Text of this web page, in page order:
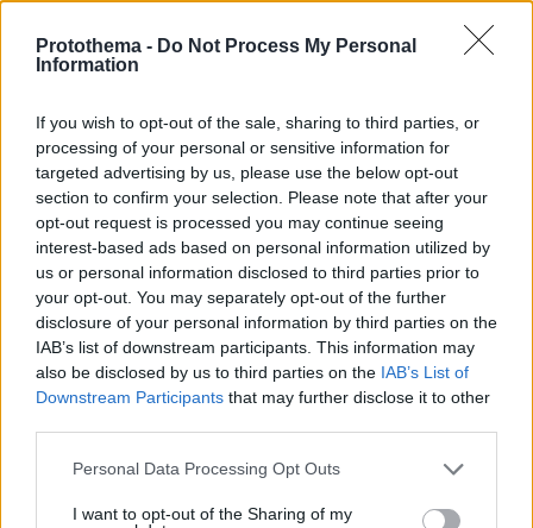
Protothema - Do Not Process My Personal
Information
If you wish to opt-out of the sale, sharing to third parties, or
processing of your personal or sensitive information for
targeted advertising by us, please use the below opt-out
section to confirm your selection. Please note that after your
opt-out request is processed you may continue seeing
interest-based ads based on personal information utilized by
us or personal information disclosed to third parties prior to
your opt-out. You may separately opt-out of the further
disclosure of your personal information by third parties on the
IAB’s list of downstream participants. This information may
also be disclosed by us to third parties on the IAB’s List of
Downstream Participants that may further disclose it to other
Please note that this website/app uses one or more Google
not limited to your visit or usage behaviour. You may click to
Personal Data Processing Opt Outs
I want to opt-out of the Sharing of my
Τι είχε προηγηθεί
Στις 2 Ιουνίου στο γήπεδο της Τούμπας
διεξήχθη η Γενική Συνέλευση της ΠΑΕ ΠΑΟΚ
του νέου ποδοσφαιρικού γηπέδου.